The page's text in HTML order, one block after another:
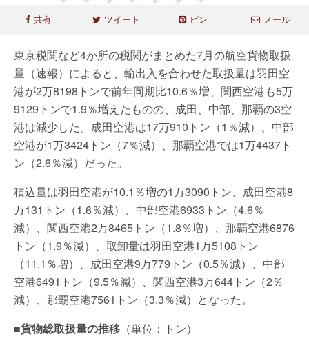
共有 ツイート ピン メール
東京税関など4か所の税関がまとめた7月の航空貨物取扱
量（速報）によると、輸出入を合わせた取扱量は羽田空
港が2万8198トンで前年同期比10.6％増、関西空港も5万
9129トンで1.9％増えたものの、成田、中部、那覇の3空
港は減少した。成田空港は17万910トン（1％減）、中部
空港が1万3424トン（7％減）、那覇空港では1万4437ト
ン（2.6％減）だった。
積込量は羽田空港が10.1％増の1万3090トン、成田空港8
万131トン（1.6％減）、中部空港6933トン（4.6％
減）、関西空港2万8465トン（1.8％増）、那覇空港6876
トン（1.9％減）、取卸量は羽田空港1万5108トン
（11.1％増）、成田空港9万779トン（0.5％減）、中部
空港6491トン（9.5％減）、関西空港3万644トン（2％
減）、那覇空港7561トン（3.3％減）となった。
■貨物総取扱量の推移 （単位：トン）